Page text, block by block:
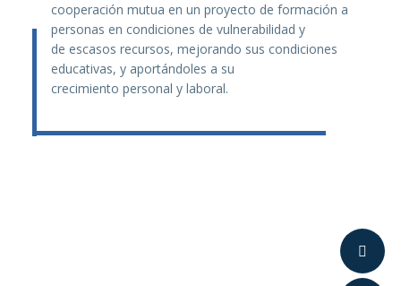
cooperación mutua en un proyecto de formación a
personas en condiciones de vulnerabilidad y
de escasos recursos, mejorando sus condiciones
educativas, y aportándoles a su
crecimiento personal y laboral.